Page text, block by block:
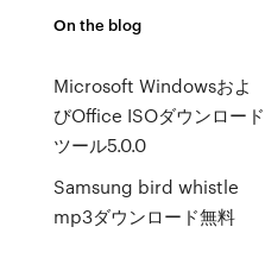
On the blog
Microsoft Windowsおよ
びOffice ISOダウンロード
ツール5.0.0
Samsung bird whistle
mp3ダウンロード無料